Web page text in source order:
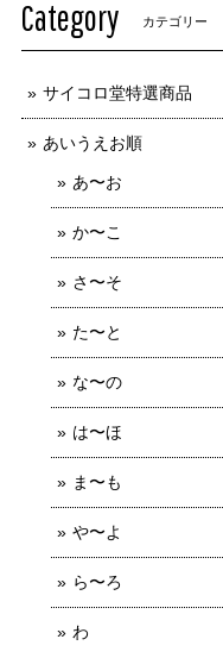
Category カテゴリー
サイコロ堂特選商品
あいうえお順
あ〜お
か〜こ
さ〜そ
た〜と
な〜の
は〜ほ
ま〜も
や〜よ
ら〜ろ
わ